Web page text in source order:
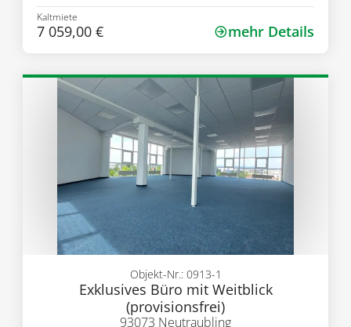
Kaltmiete
7 059,00 € mehr Details
Exklusives Büro mit Weitblick
(provisionsfrei)
Objekt-Nr.: 0913-1
93073 Neutraubling